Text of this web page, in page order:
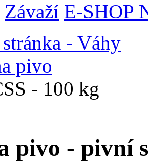
Závaží E-SHOP
- Váhy
pivo
- 100 kg
pivo - pivní